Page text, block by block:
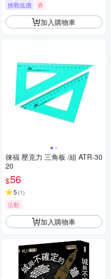
挑戰低價 券
加入購物車
徠福 壓克力 三角板 /組 ATR-30
20
$56
5 (1)
活動
加入購物車